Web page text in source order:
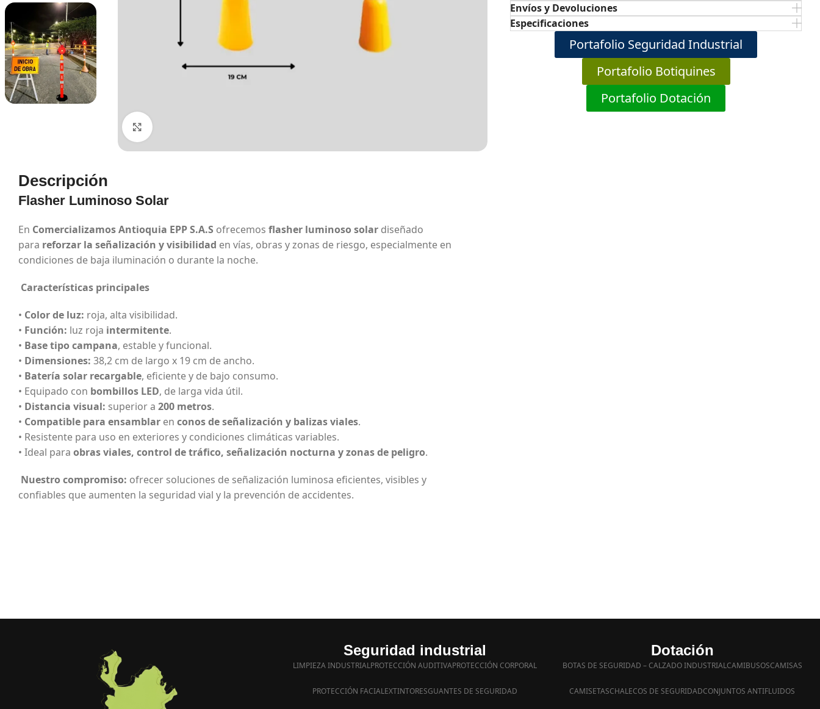
Descripción
Flasher Luminoso Solar
En Comercializamos Antioquia EPP S.A.S ofrecemos flasher luminoso solar diseñado
para reforzar la señalización y visibilidad en vías, obras y zonas de riesgo, especialmente en
condiciones de baja iluminación o durante la noche.
Características principales
• Color de luz: roja, alta visibilidad.
• Función: luz roja intermitente.
• Base tipo campana, estable y funcional.
• Dimensiones: 38,2 cm de largo x 19 cm de ancho.
• Batería solar recargable, eficiente y de bajo consumo.
• Equipado con bombillos LED, de larga vida útil.
• Distancia visual: superior a 200 metros.
• Compatible para ensamblar en conos de señalización y balizas viales.
• Resistente para uso en exteriores y condiciones climáticas variables.
• Ideal para obras viales, control de tráfico, señalización nocturna y zonas de peligro.
Nuestro compromiso: ofrecer soluciones de señalización luminosa eficientes, visibles y
confiables que aumenten la seguridad vial y la prevención de accidentes.
Envíos y Devoluciones
Especificaciones
Portafolio Seguridad Industrial
Portafolio Botiquines
Portafolio Dotación
Seguridad industrial
LIMPIEZA INDUSTRIALPROTECCIÓN AUDITIVAPROTECCIÓN CORPORAL
PROTECCIÓN FACIALEXTINTORESGUANTES DE SEGURIDAD
Dotación
BOTAS DE SEGURIDAD – CALZADO INDUSTRIALCAMIBUSOSCAMISAS
CAMISETASCHALECOS DE SEGURIDADCONJUNTOS ANTIFLUIDOS